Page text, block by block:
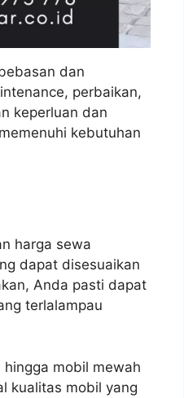
dan
perbaikan,
keperluan dan
kebutuhan
harga sewa
dapat disesuaikan
Anda pasti dapat
terlalampau
mobil mewah
kualitas mobil yang